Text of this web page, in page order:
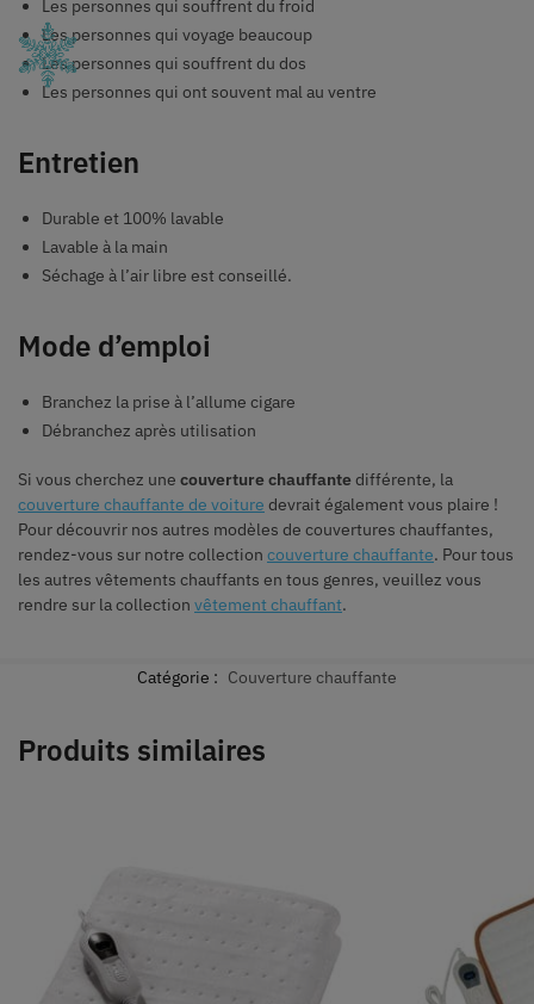
Les personnes qui souffrent du froid
Les personnes qui voyage beaucoup
Les personnes qui souffrent du dos
Les personnes qui ont souvent mal au ventre
Entretien
Durable et 100% lavable
Lavable à la main
Séchage à l’air libre est conseillé.
Mode d’emploi
Branchez la prise à l’allume cigare
Débranchez après utilisation
Si vous cherchez une couverture chauffantedifférente, la
couverture chauffante de voiture devrait également vous plaire !
Pour découvrir nos autres modèles de couvertures chauffantes,
rendez-vous sur notre collection couverture chauffante. Pour tous
les autres vêtements chauffants en tous genres, veuillez vous
rendre sur la collection vêtement chauffant.
Catégorie : Couverture chauffante
Produits similaires